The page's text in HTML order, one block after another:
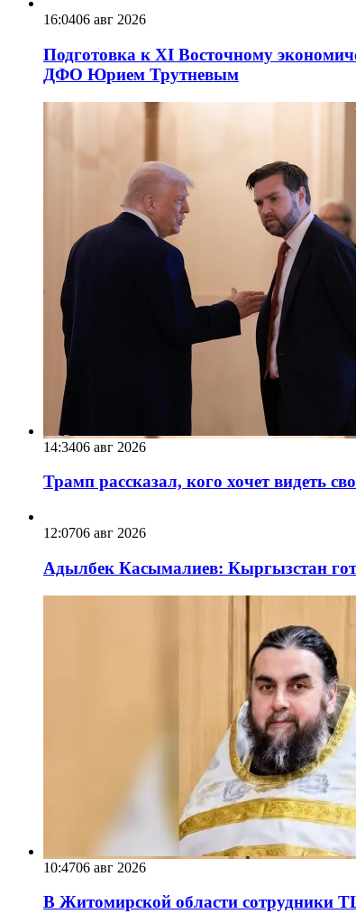
16:0406 авг 2026
Подготовка к XI Восточному
ДФО Юрием Трутневым
14:3406 авг 2026
Трамп рассказал, кого хочет видеть
12:0706 авг 2026
Адылбек Касымалиев: Кыргызстан
10:4706 авг 2026
В Житомирской области сотрудники